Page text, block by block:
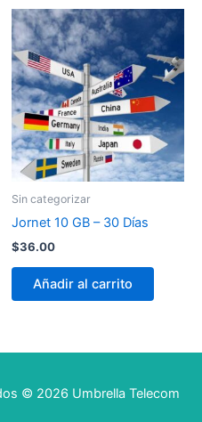
Sin categorizar
Jornet 10 GB – 30 Días
$36.00
Añadir al carrito
© 2026 Umbrella Telecom